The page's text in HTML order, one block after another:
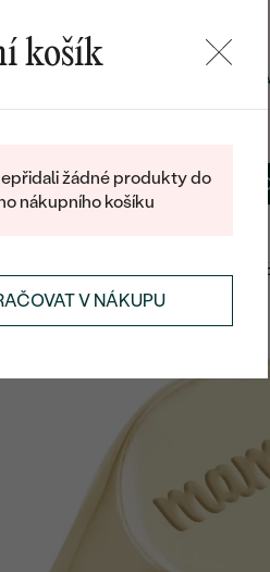
LETNÍ BLACK FRIDAY: −25 %
NA MÍRU DOMLUVIT SI
ŠPERKYPERSONALIZOVANÉ
košík
žádné produkty do
nákupního košíku
V NÁKUPU